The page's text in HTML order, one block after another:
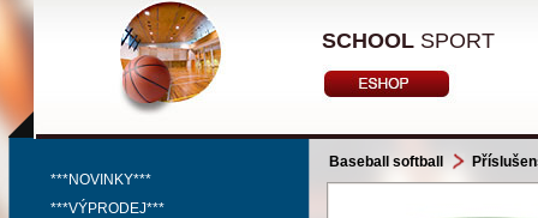
SCHOOL SPORT
***NOVINKY***
***VÝPRODEJ***
Baseball softball